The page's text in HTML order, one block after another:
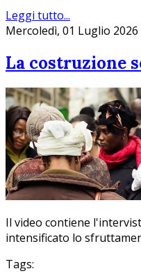
Leggi tutto...
Mercoledì, 01 Luglio 2026
La costruzione
Il video contiene
intensificato lo
Tags: